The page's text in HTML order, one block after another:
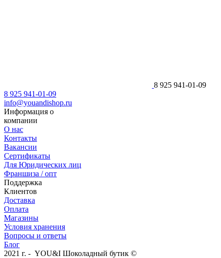
8 925 941-01-09
8 925 941-01-09
info@youandishop.ru
Информация о
компании
О нас
Контакты
Вакансии
Сертификаты
Для Юридических лиц
Франшиза / опт
Поддержка
Клиентов
Доставка
Оплата
Магазины
Условия хранения
Вопросы и ответы
Блог
2021 г. - YOU&I Шоколадный бутик ©